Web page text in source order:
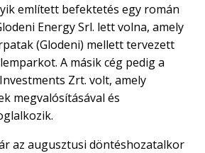
említett befektetés egy román
Energy Srl. lett volna, amely
(Glodeni) mellett tervezett
A másik cég pedig a
Zrt. volt, amely
megvalósításával és
az augusztusi döntéshozatalkor